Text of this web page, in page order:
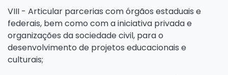
VIII - Articular parcerias com órgãos estaduais e
federais, bem como com a iniciativa privada e
organizações da sociedade civil, para o
desenvolvimento de projetos educacionais e
culturais;